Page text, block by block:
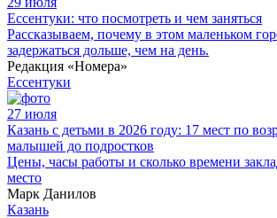
Ессентуки: что посмотреть и чем заняться
Рассказываем, почему в этом маленьком
задержаться дольше, чем на день.
Редакция «Номера»
Ессентуки
27 июля
Казань с детьми в 2026 году: 17 мест по
малышей до подростков
Цены, часы работы и сколько времени
место
Марк Данилов
Казань